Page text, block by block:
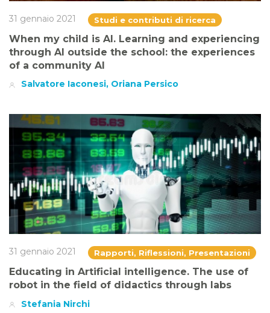
31 gennaio 2021 Studi e contributi di ricerca
When my child is AI. Learning and experiencing
through AI outside the school: the experiences
of a community AI
Salvatore Iaconesi, Oriana Persico
31 gennaio 2021 Rapporti, Riflessioni, Presentazioni
Educating in Artificial intelligence. The use of
robot in the field of didactics through labs
Stefania Nirchi